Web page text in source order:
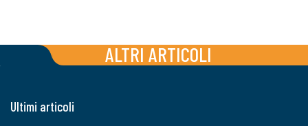
ALTRI ARTICOLI
Ultimi articoli